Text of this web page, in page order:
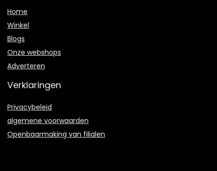
Home
Winkel
Blogs
Onze webshops
Adverteren
Verklaringen
Privacybeleid
algemene voorwaarden
Openbaarmaking van filialen